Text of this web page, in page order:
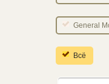
General
Всё